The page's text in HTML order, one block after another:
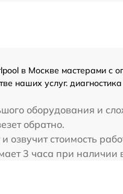
в Москве мастерами с
наших услуг.
оборудования и
обратно.
стоимость
3 часа при наличии